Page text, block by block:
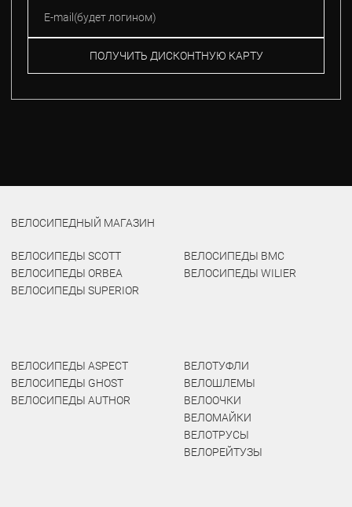
ПОЛУЧИТЬ ДИСКОНТНУЮ КАРТУ
ВЕЛОСИПЕДНЫЙ МАГАЗИН
ВЕЛОСИПЕДЫ SCOTT
ВЕЛОСИПЕДЫ ORBEA
ВЕЛОСИПЕДЫ SUPERIOR
ВЕЛОСИПЕДЫ BMC
ВЕЛОСИПЕДЫ WILIER
ВЕЛОСИПЕДЫ ASPECT
ВЕЛОСИПЕДЫ GHOST
ВЕЛОСИПЕДЫ AUTHOR
ВЕЛОТУФЛИ
ВЕЛОШЛЕМЫ
ВЕЛООЧКИ
ВЕЛОМАЙКИ
ВЕЛОТРУСЫ
ВЕЛОРЕЙТУЗЫ